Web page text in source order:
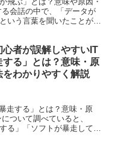
会話の中で、「データが
いう言葉を聞いたことがあ
心者が誤解しやすいIT
する」とは？意味・原
をわかりやすく解説
走する」とは？意味・原
ついて調べていると、
る」「ソフトが暴走してい